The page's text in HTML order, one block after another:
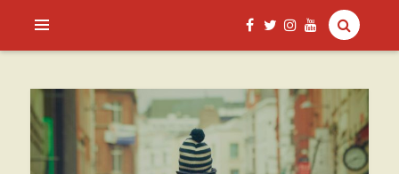
SAGUD.XYZ